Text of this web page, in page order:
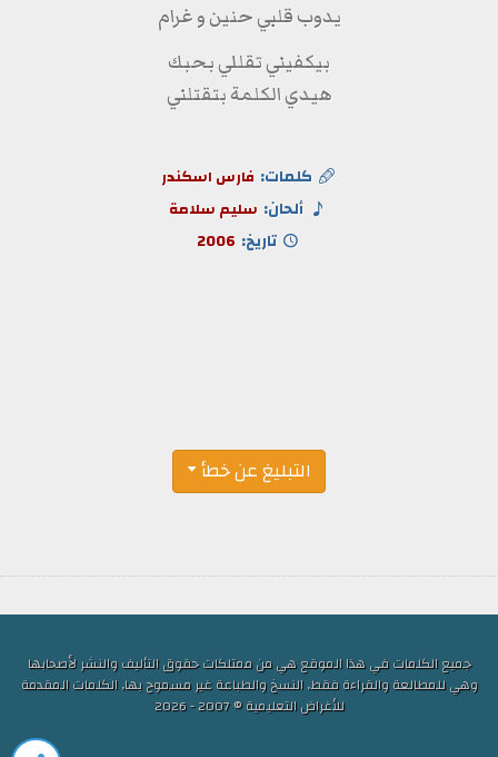
يدوب قلبي حنين و غرام
بيكفيني تقللي بحبك
هيدي الكلمة بتقتلني
كلمات: فارس اسكندر
ألحان: سليم سلامة
تاريخ: 2006
التبليغ عن خطأ
جميع الكلمات في هذا الموقع هي من ممتلكات حقوق التأليف والنشر لأصحابها
وهي للمطالعة والقراءة فقط, النسخ والطباعة غير مسموح بها, الكلمات المقدمة
للأغراض التعليمية © 2007 - 2026